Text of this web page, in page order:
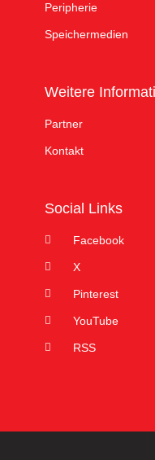
Peripherie
Speichermedien
Weitere
Partner
Kontakt
Social Links
Facebook
X
Pinterest
YouTube
RSS